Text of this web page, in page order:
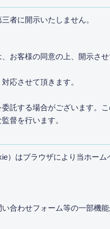
者に開示いたしません。
お客様の同意の上、開示させ
応させて頂きます。
託する場合がございます。
督を行います。
はブラウザにより当ホー
合わせフォーム等の一部機能